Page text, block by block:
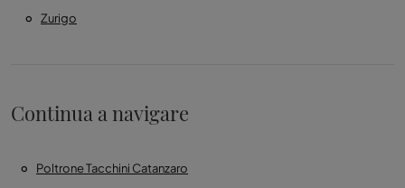
Zurigo
Continua a navigare
Poltrone Tacchini Catanzaro